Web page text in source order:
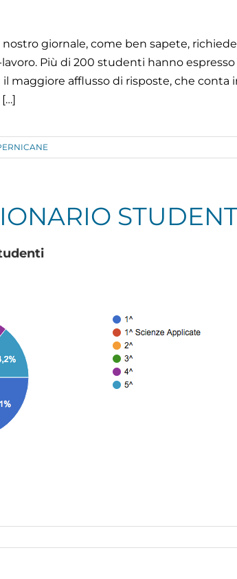
giornale, come ben sapete,
Più di 200 studenti hanno
maggiore afflusso di risposte, che conta